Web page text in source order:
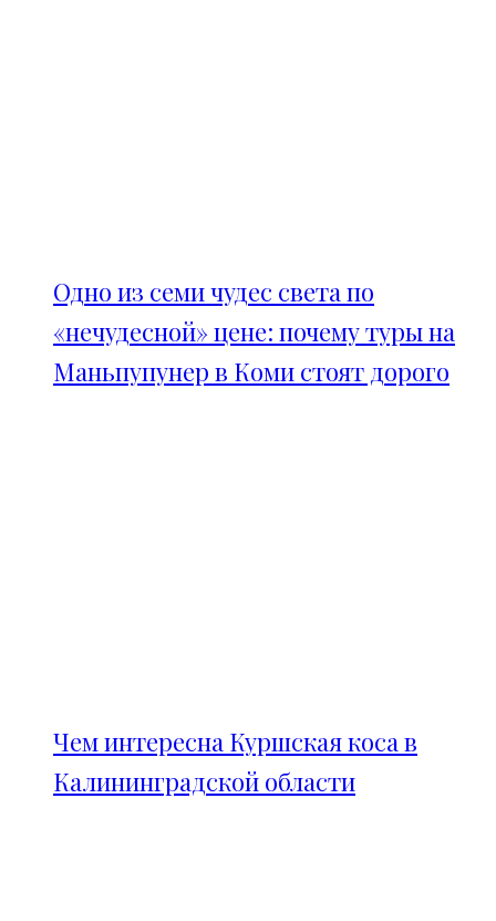
Одно из семи чудес света по
«нечудесной» цене: почему туры на
Маньпупунер в Коми стоят дорого
Чем интересна Куршская коса в
Калининградской области